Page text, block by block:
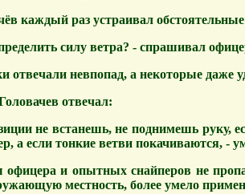
каждый раз устраивал
силу ветра? - спрашивал
отвечали невпопад, а некоторые даже
отвечал:
не встанешь, не поднимешь руку,
а если тонкие ветви покачиваются, -
офицера и опытных снайперов не
местность, более умело